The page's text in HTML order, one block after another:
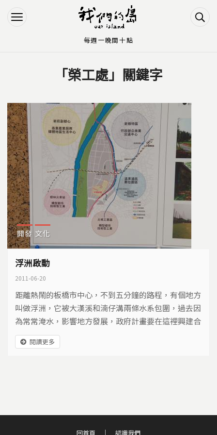
Jump to Navigation
Jump to Main content
「榮工處」關鍵字
開發 文化
浮洲啟動
2011-06-20
距離熱鬧的板橋市中心，不到五分鐘的路程，有個地方
叫做浮洲，它被大漢溪和湳仔溝兩條水系包圍，過去因
為常常淹水，影響地方發展，政府計畫要在這裡興建合
宜住宅，讓沉寂許久的浮洲，重新浮上檯面…
閱讀更多
回首頁 認識我們
每週一晚間十點